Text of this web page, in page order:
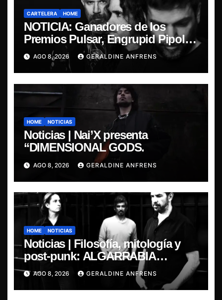
CARTELERA HOME
NOTICIA: Ganadores de los
Premios Pulsar, Engrupid Pipol
presentan show exclusivo.
AGO 8, 2026 GERALDINE ANFRENS
HOME NOTICIAS
Noticias | Nai’X presenta
“DIMENSIONAL GODS.
AGO 8, 2026 GERALDINE ANFRENS
HOME NOTICIAS
Noticias | Filosofía, mitología y
post-punk: ALGARRABIA
presenta “Cantos de Sirena”
AGO 8, 2026 GERALDINE ANFRENS